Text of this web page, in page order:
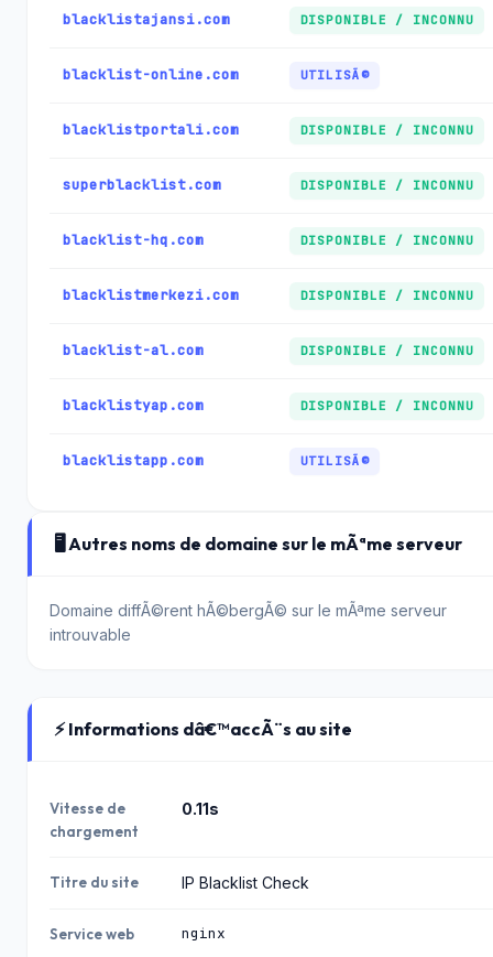
blacklistajansi.com DISPONIBLE / INCONNU
blacklist-online.com UTILISÃ©
blacklistportali.com DISPONIBLE / INCONNU
superblacklist.com DISPONIBLE / INCONNU
blacklist-hq.com DISPONIBLE / INCONNU
blacklistmerkezi.com DISPONIBLE / INCONNU
blacklist-al.com DISPONIBLE / INCONNU
blacklistyap.com DISPONIBLE / INCONNU
blacklistapp.com UTILISÃ©
🖥️ Autres noms de domaine sur le mÃªme serveur
Domaine diffÃ©rent hÃ©bergÃ© sur le mÃªme serveur
introuvable
⚡ Informations dâ€™accÃ¨s au site
Vitesse de
chargement
0.11s
Titre du site IP Blacklist Check
Service web nginx